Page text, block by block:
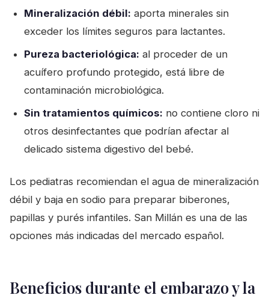
Mineralización débil: aporta minerales sin
exceder los límites seguros para lactantes.
Pureza bacteriológica: al proceder de un
acuífero profundo protegido, está libre de
contaminación microbiológica.
Sin tratamientos químicos: no contiene cloro ni
otros desinfectantes que podrían afectar al
delicado sistema digestivo del bebé.
Los pediatras recomiendan el agua de mineralización
débil y baja en sodio para preparar biberones,
papillas y purés infantiles. San Millán es una de las
opciones más indicadas del mercado español.
Beneficios durante el embarazo y la